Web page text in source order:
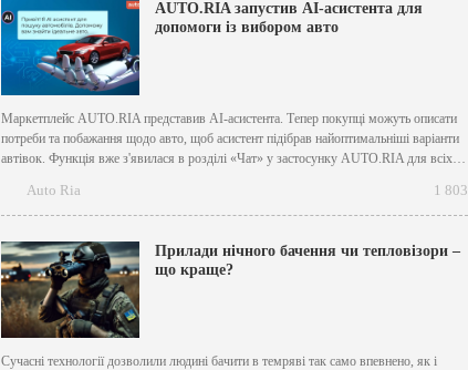
AUTO.RIA запустив АІ-асистента для
допомоги із вибором авто
Маркетплейс AUTO.RIA представив AI-асистента. Тепер покупці можуть описати
потреби та побажання щодо авто, щоб асистент підібрав найоптимальніші варіанти
автівок. Функція вже з'явилася в розділі «Чат» у застосунку AUTO.RIA для всіх
align="aligncenter" width="1920"] AUTO.RIA[/caption] Замість того, щоб вручну
обирати фільтри, користувач може написати в...
Auto Ria 1 803
Прилади нічного бачення чи тепловізори –
що краще?
Сучасні технології дозволили людині бачити в темряві так само впевнено, як і